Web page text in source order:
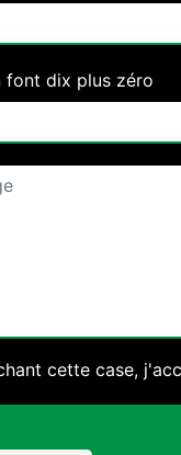
font dix plus zéro
cette case,